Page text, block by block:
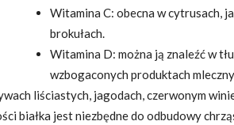
Witamina C: obecna w cytrusach,
brokułach.
Witamina D: można ją znaleźć w
wzbogaconych produktach
liściastych, jagodach, czerwonym
białka jest niezbędne do odbudowy